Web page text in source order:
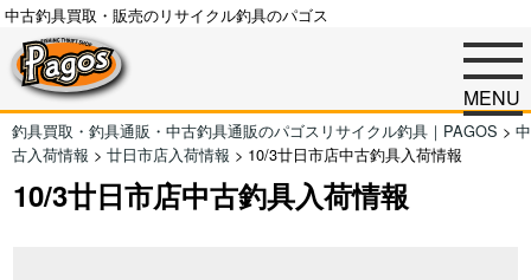
中古釣具買取・販売のリサイクル釣具のパゴス
MENU
釣具買取・釣具通販・中古釣具通販のパゴスリサイクル釣具｜PAGOS > 中
古入荷情報 > 廿日市店入荷情報 > 10/3廿日市店中古釣具入荷情報
10/3廿日市店中古釣具入荷情報